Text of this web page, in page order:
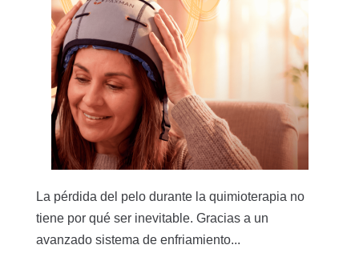
La pérdida del pelo durante la quimioterapia no
tiene por qué ser inevitable. Gracias a un
avanzado sistema de enfriamiento...